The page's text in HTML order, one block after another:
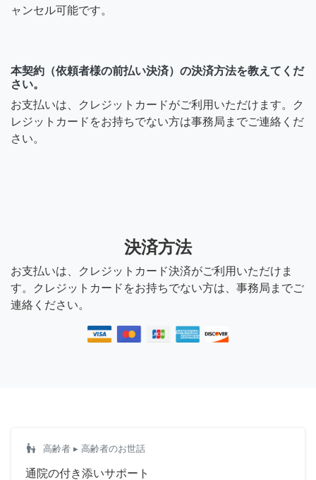
ャンセル可能です。
本契約（依頼者様の前払い決済）の決済方法を教えてくだ
さい。
お支払いは、クレジットカードがご利用いただけます。ク
レジットカードをお持ちでない方は事務局までご連絡くだ
さい。
決済方法
お支払いは、クレジットカード決済がご利用いただけま
す。クレジットカードをお持ちでない方は、事務局までご
連絡ください。
escalator_warning 高齢者 ▸ 高齢者のお世話
通院の付き添いサポート